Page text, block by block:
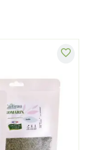
favorite_border